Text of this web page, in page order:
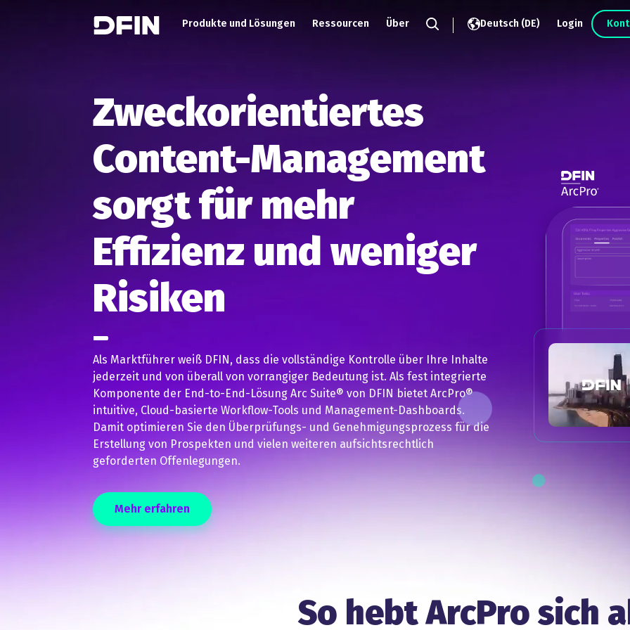
Produkte und Lösungen Ressourcen Über Deutsch (DE) Login
Zweckorientiertes
Content-Management
sorgt für mehr
Effizienz und weniger
Risiken
Als Marktführer weiß DFIN, dass die vollständige Kontrolle über Ihre Inhalte
jederzeit und von überall von vorrangiger Bedeutung ist. Als fest integrierte
Komponente der End-to-End-Lösung Arc Suite® von DFIN bietet ArcPro®
intuitive, Cloud-basierte Workflow-Tools und Management-Dashboards.
Damit optimieren Sie den Überprüfungs- und Genehmigungsprozess für die
Erstellung von Prospekten und vielen weiteren aufsichtsrechtlich
geforderten Offenlegungen.
Mehr erfahren
So hebt ArcPro sich